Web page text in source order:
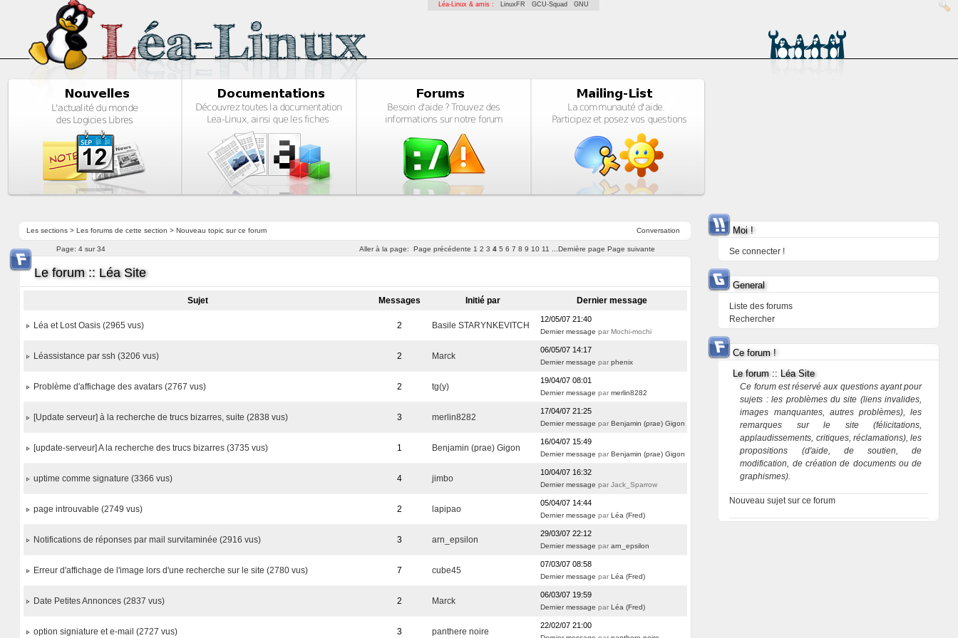
Léa-Linux & amis : LinuxFR GCU-Squad GNU
Conversation
Les sections> Les forums de cette section > Nouveau topic sur ce forum
Aller à la page: Page précédente 1 2 3 4 5 6 7 8 9 10 11 ...Dernière page Page suivante
Page: 4 sur 34
Le forum :: Léa Site
Sujet Messages Initié par Dernier message
Léa et Lost Oasis (2965 vus) 2 Basile STARYNKEVITCH
12/05/07 21:40
Dernier message par Mochi-mochi
Léassistance par ssh (3206 vus) 2 Marck
06/05/07 14:17
Dernier message parphenix
Problème d'affichage des avatars (2767 vus) 2 tg(y)
19/04/07 08:01
Dernier message parmerlin8282
[Update serveur] à la recherche de trucs bizarres, suite (2838 vus) 3 merlin8282
17/04/07 21:25
Dernier message parBenjamin (prae) Gigon
[update-serveur] A la recherche des trucs bizarres (3735 vus) 1 Benjamin (prae) Gigon
16/04/07 15:49
Dernier message parBenjamin (prae) Gigon
uptime comme signature (3366 vus) 4 jimbo
10/04/07 16:32
Dernier message par Jack_Sparrow
page introuvable (2749 vus) 2 lapipao
05/04/07 14:44
Dernier message parLéa (Fred)
Notifications de réponses par mail survitaminée (2916 vus) 3 arn_epsilon
29/03/07 22:12
Dernier message pararn_epsilon
Erreur d'affichage de l'image lors d'une recherche sur le site (2780 vus) 7 cube45
07/03/07 08:58
Dernier message parLéa (Fred)
Date Petites Annonces (2837 vus) 2 Marck
06/03/07 19:59
Dernier message parLéa (Fred)
option signiature et e-mail (2727 vus) 3 panthere noire
22/02/07 21:00
Moi !
Se connecter !
General
Liste des forums
Rechercher
Ce forum !
Le forum :: Léa Site
Ce forum est réservé aux questions ayant pour
sujets : les problèmes du site (liens invalides,
images manquantes, autres problèmes), les
remarques sur le site (félicitations,
applaudissements, critiques, réclamations), les
propositions (d'aide, de soutien, de
modification, de création de documents ou de
graphismes).
Nouveau sujet sur ce forum